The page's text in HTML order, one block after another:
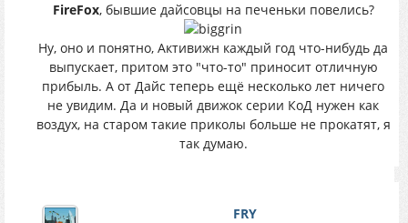
FireFox, бывшие дайсовцы на печеньки повелись?
Ну, оно и понятно, Активижн каждый год что-нибудь да
выпускает, притом это "что-то" приносит отличную
прибыль. А от Дайс теперь ещё несколько лет ничего
не увидим. Да и новый движок серии КоД нужен как
воздух, на старом такие приколы больше не прокатят, я
так думаю.
FRY